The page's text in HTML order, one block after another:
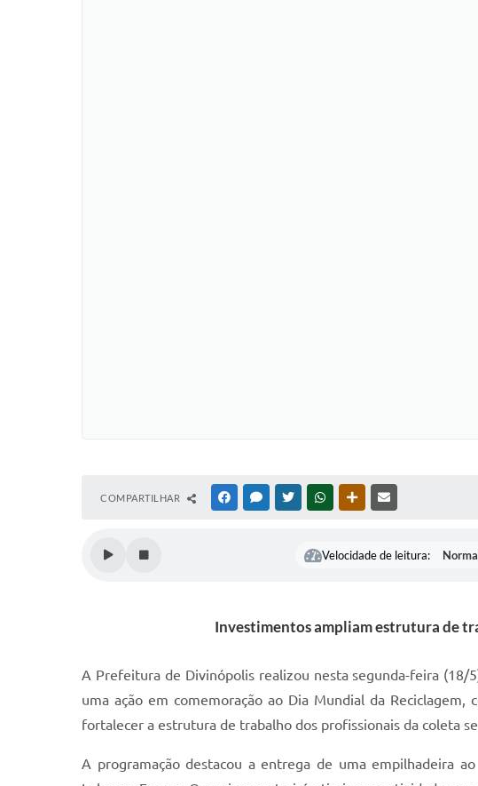
COMPARTILHAR FACEBOOKMESSENGER
TWITTERWHATSAPPOUTRAS MÍDIAS
Velocidade de leitura:
Investimentos ampliam estrutura de
A Prefeitura de Divinópolis realizou nesta segunda-feira (18/
uma ação em comemoração ao Dia Mundial da
fortalecer a estrutura de trabalho dos profissionais da coleta
A programação destacou a entrega de uma empilhadeira